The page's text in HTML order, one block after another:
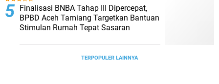
Finalisasi BNBA Tahap III Dipercepat,
BPBD Aceh Tamiang Targetkan Bantuan
Stimulan Rumah Tepat Sasaran
TERPOPULER LAINNYA